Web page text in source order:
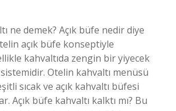
ne demek? Açık büfe nedir diye
açık büfe konseptiyle
kahvaltıda zengin bir yiyecek
Otelin kahvaltı menüsü
sıcak ve açık kahvaltı büfesi
Açık büfe kahvaltı kalktı mı? Bu